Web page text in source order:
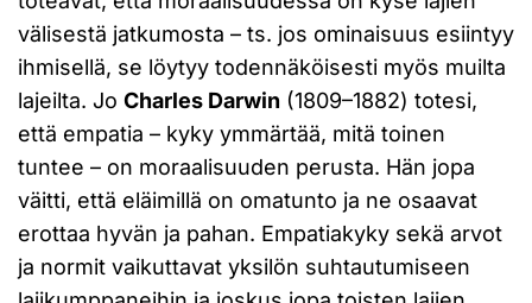
välisestä jatkumosta – ts. jos ominaisuus esiintyy
ihmisellä, se löytyy todennäköisesti myös muilta
lajeilta. Jo Charles Darwin (1809–1882) totesi,
että empatia – kyky ymmärtää, mitä toinen
tuntee – on moraalisuuden perusta. Hän jopa
väitti, että eläimillä on omatunto ja ne osaavat
erottaa hyvän ja pahan. Empatiakyky sekä arvot
ja normit vaikuttavat yksilön suhtautumiseen